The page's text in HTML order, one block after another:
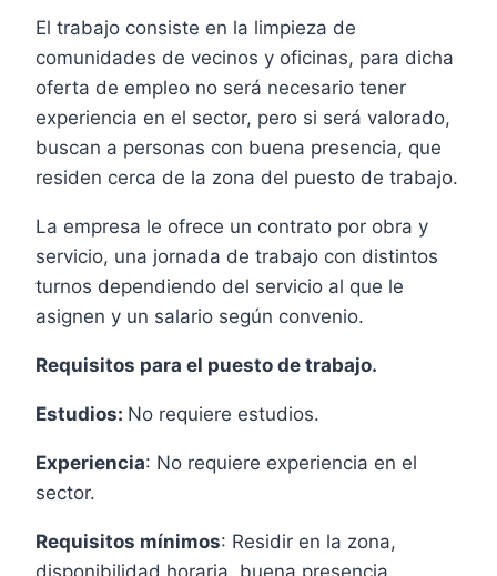
El trabajo consiste en la limpieza de
comunidades de vecinos y oficinas, para dicha
oferta de empleo no será necesario tener
experiencia en el sector, pero si será valorado,
buscan a personas con buena presencia, que
residen cerca de la zona del puesto de trabajo.
La empresa le ofrece un contrato por obra y
servicio, una jornada de trabajo con distintos
turnos dependiendo del servicio al que le
asignen y un salario según convenio.
Requisitos para el puesto de trabajo.
Estudios: No requiere estudios.
Experiencia: No requiere experiencia en el
sector.
Requisitos mínimos: Residir en la zona,